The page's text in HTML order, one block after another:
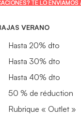
TE LO
TE LO
VERANO
Hasta 20% dto
Hasta 30% dto
Hasta 40% dto
50 % de réduction
Rubrique « Outlet »